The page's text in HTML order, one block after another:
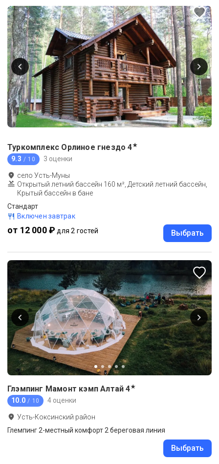
Туркомплекс Орлиное гнездо 4★
9.3 / 10 3 оценки
село Усть-Муны
Открытый летний бассейн 160 м², Детский летний бассейн,
Крытый бассейн в бане
Стандарт
Включен завтрак
от 12 000 ₽ для 2 гостей Выбрать
Глэмпинг Мамонт кэмп Алтай 4★
10.0 / 10 4 оценки
Усть-Коксинский район
Глемпинг 2-местный комфорт 2 береговая линия
Выбрать